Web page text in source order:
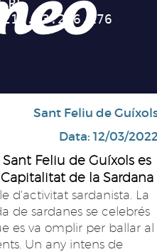
Sant Feliu de
Data: 12/03/
Sant Feliu de Guíxols es
de la Sardana
d'activitat sardanista. La
de sardanes se celebrés
es va omplir per ballar al
Un any intens de